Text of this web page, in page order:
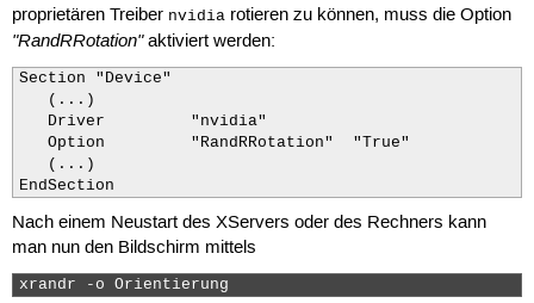
proprietären Treiber nvidiarotieren zu können, muss die Option
"RandRRotation"aktiviert werden:
Section "Device"
   (...)
   Driver         "nvidia"
   Option         "RandRRotation"  "True"
   (...)
EndSection
Nach einem Neustart des XServers oder des Rechners kann
man nun den Bildschirm mittels
xrandr -o Orientierung